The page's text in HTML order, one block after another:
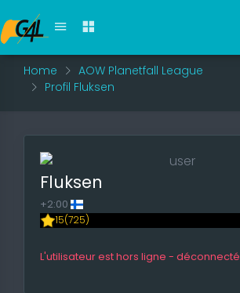
Home
AOW Planetfall League
Profil Fluksen
Fluksen
+2:00
15(725)
L'utilisateur est hors ligne - déconnecté